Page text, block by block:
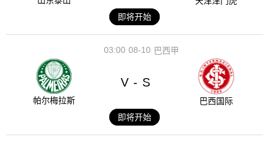
即将开始
08-10
03:00 巴西甲
帕尔梅拉斯
V - S
巴西国际
即将开始